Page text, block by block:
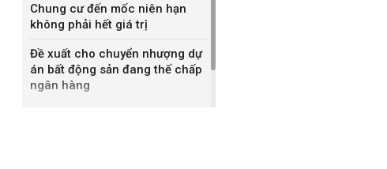
Chung cư đến mốc niên hạn
không phải hết giá trị
Đề xuất cho chuyển nhượng dự
án bất động sản đang thế chấp
ngân hàng